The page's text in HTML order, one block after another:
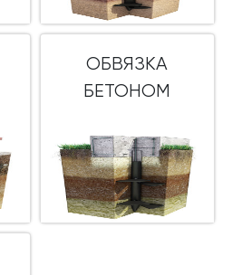
ОБВЯЗКА
БЕТОНОМ